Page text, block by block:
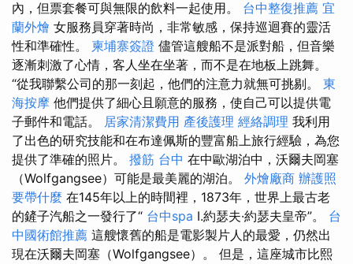
內，但票套餐可與無限的飲料一起使用。 台中整復推薦 宜
蘭外燴 女服務員穿著時尚，非常敏感，保持巡迴賽的靈活
性和準確性。 柬埔寨簽證 儘管這艘船不是派對船，但音樂
逐漸刺激了心情，客人坐在坐著，而不是在地板上跳舞。
“從我聯繫公司的那一刻起，他們的注意力就無可挑剔。 東
海按摩 他們提供了細心且願意的服務，使自己可以提供電
子郵件和電話。 居家清潔費用 產後護理 經絡調理 我利用
了出色的研究技能和在布達佩斯的豐富船上旅行經驗，為您
提供了準確的照片。 撥筋 台中 在中歐湖泊中，沃爾夫岡塞
（Wolfgangsee）可能是最美麗的湖泊。 外燴廠商 辦護照
要帶什麼 在145年以上的時間裡，1873年，世界上最古老
的鏟子汽船之一發行了“ 台中spa I.約瑟夫·約瑟夫皇帝”。 台
中國術館推薦 這艘懷舊的船是電影製片人的最愛，仍然出
現在沃爾夫岡塞（Wolfgangsee）。 但是，這座城市比熙